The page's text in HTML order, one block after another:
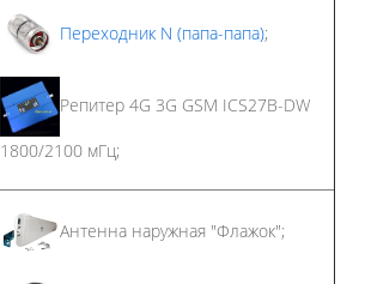
Переходник N (папа-папа);
Репитер 4G 3G GSM ICS27B-DW
1800/2100 мГц;
Антенна наружная "Флажок";